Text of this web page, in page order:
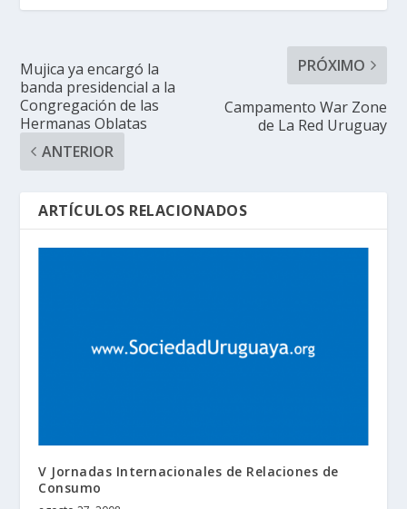
Mujica ya encargó la
banda presidencial a la
Congregación de las
Hermanas Oblatas
ANTERIOR
PRÓXIMO
Campamento War Zone
de La Red Uruguay
ARTÍCULOS RELACIONADOS
V Jornadas Internacionales de Relaciones de
Consumo